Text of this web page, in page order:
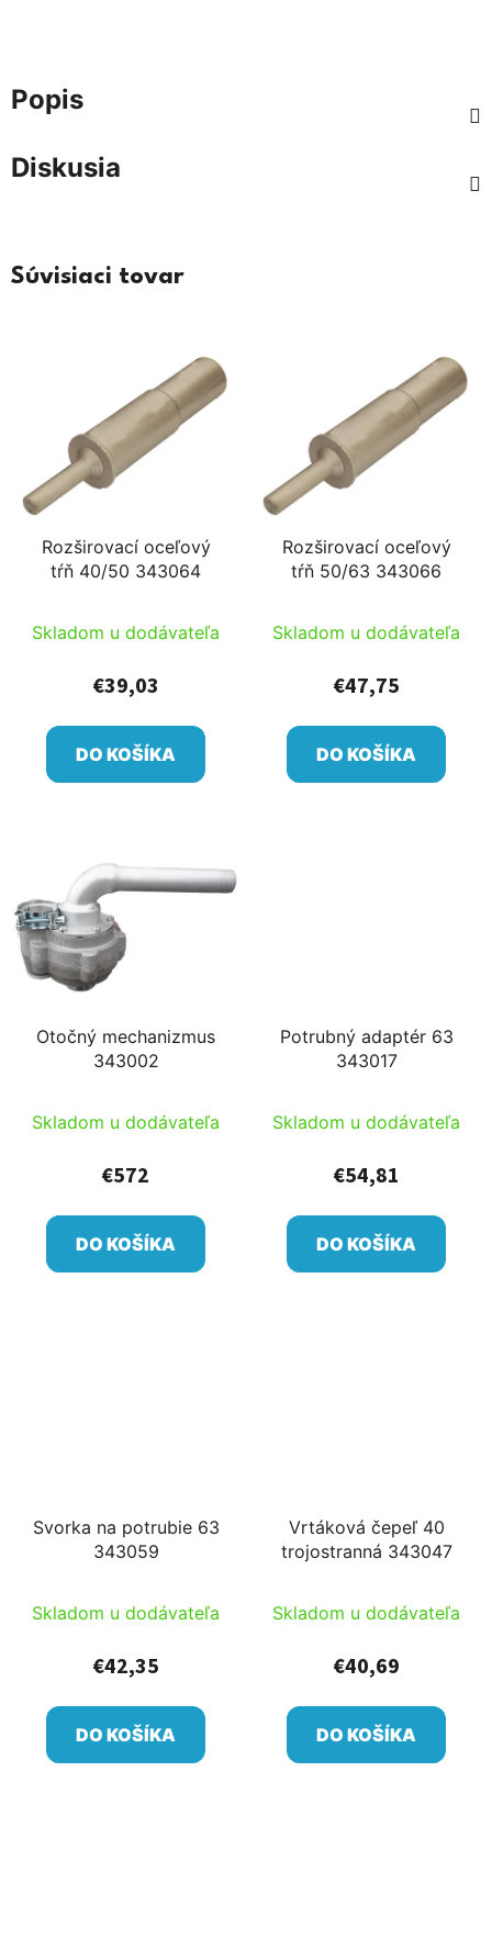
Popis
Diskusia
Súvisiaci tovar
Rozširovací oceľový
tŕň 40/50 343064
Skladom u dodávateľa
€39,03
DO KOŠÍKA
Rozširovací oceľový
tŕň 50/63 343066
Skladom u dodávateľa
€47,75
DO KOŠÍKA
Otočný mechanizmus
343002
Skladom u dodávateľa
€572
DO KOŠÍKA
Potrubný adaptér 63
343017
Skladom u dodávateľa
€54,81
DO KOŠÍKA
Svorka na potrubie 63
343059
Skladom u dodávateľa
€42,35
DO KOŠÍKA
Vrtáková čepeľ 40
trojostranná 343047
Skladom u dodávateľa
€40,69
DO KOŠÍKA